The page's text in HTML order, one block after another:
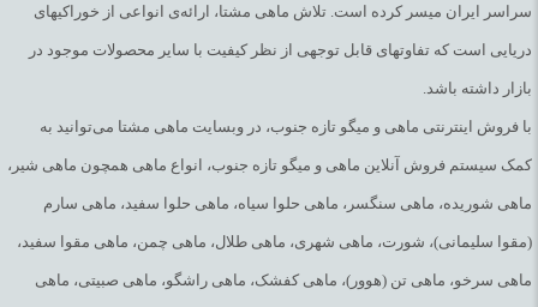
سراسر ایران میسر کرده است. تلاش ماهی مشتا، ارائه‌ی انواعی از خوراکیهای
دریایی است که تفاوتهای قابل توجهی از نظر کیفیت با سایر محصولات موجود در
بازار داشته باشد.
با فروش اینترنتی ماهی و میگو تازه جنوب، در وبسایت ماهی مشتا می‌توانید به
کمک سیستم فروش آنلاین ماهی و میگو تازه جنوب، انواع ماهی همچون ماهی شیر،
ماهی شوریده، ماهی سنگسر، ماهی حلوا سیاه، ماهی حلوا سفید، ماهی سارم
(مقوا سلیمانی)، شورت، ماهی شهری، ماهی طلال، ماهی چمن، ماهی مقوا سفید،
ماهی سرخو، ماهی تن (هوور)، ماهی کفشک، ماهی راشگو، ماهی صبیتی، ماهی